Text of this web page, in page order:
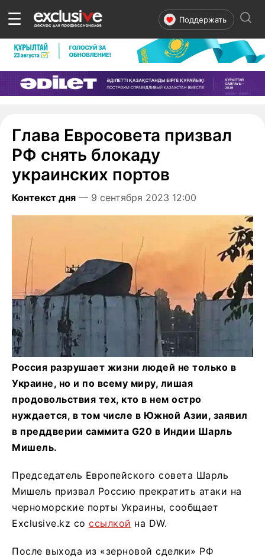
☰ Поддержать
Глава Евросовета призвал
РФ снять блокаду
украинских портов
Контекст дня — 9 сентября 2023 12:00
Россия разрушает жизни людей не только в
Украине, но и по всему миру, лишая
продовольствия тех, кто в нем остро
нуждается, в том числе в Южной Азии, заявил
в преддверии саммита G20 в Индии Шарль
Мишель.
Председатель Европейского совета Шарль
Мишель призвал Россию прекратить атаки на
черноморские порты Украины, сообщает
Exclusive.kz со ссылкой на DW.
После выхода из «зерновой сделки» РФ